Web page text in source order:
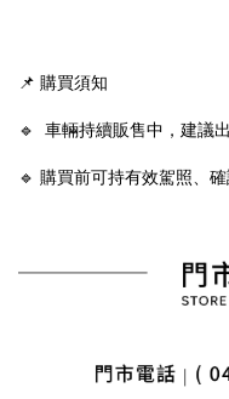
📌 購買須知
🔹 車輛持續販售中，建議
🔹 購買前可持有效駕照、